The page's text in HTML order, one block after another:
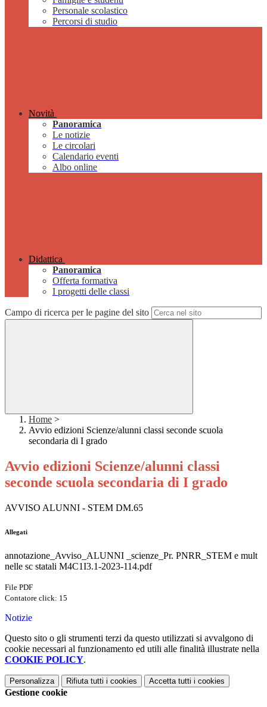
Personale scolastico
Percorsi di studio
Novità
Panoramica
Le notizie
Le circolari
Calendario eventi
Albo online
Didattica
Panoramica
Offerta formativa
I progetti delle classi
Campo di ricerca per le pagine del sito
Home >
Avvio edizioni Scienze/alunni classi seconde scuola
secondaria di I grado
Avvio edizioni Scienze/alunni classi
seconde scuola secondaria di I grado
AVVISO ALUNNI - STEM DM.65
Allegati
annotazione_Avviso_ALUNNI _scienze_Pr. PNRR_STEM e mult
nelle sc statali M4C1I3.1-2023-114.pdf
File PDF
Contatore click: 15
Notizie
Questo sito o gli strumenti terzi da questo utilizzati si avvalgono di
cookie necessari al funzionamento ed utili alle finalità illustrate nella
COOKIE POLICY.
Personalizza Rifiuta tutti i cookies Accetta tutti i cookies
Gestione cookie